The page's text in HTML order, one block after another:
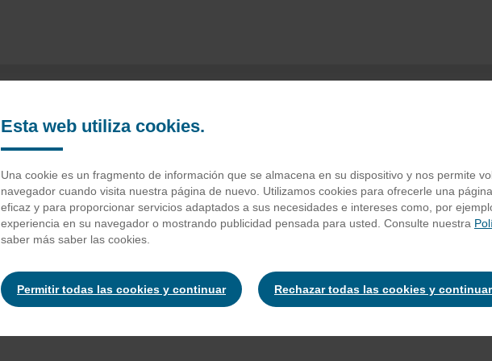
M6m's cacahuete
Azúcar,cacahuetes, pasta de cacao,lechedescremada en polvo,lactosa
(goma arábiga), colorantes (E100, E120, E133, E160a, E160e, E171),
coco, sal, aromas. Puede contener:
avellana, almendra .
Esta web utiliza cookies.
Una cookie es un fragmento de información que se almacena en su dispositivo y nos permite
navegador cuando visita nuestra página de nuevo. Utilizamos cookies para ofrecerle una
eficaz y para proporcionar servicios adaptados a sus necesidades e intereses como, por
experiencia en su navegador o mostrando publicidad pensada para usted. Consulte nuestra
saber más saber las cookies.
Permitir todas las cookies y continuar Rechazar todas las cookies y continuar